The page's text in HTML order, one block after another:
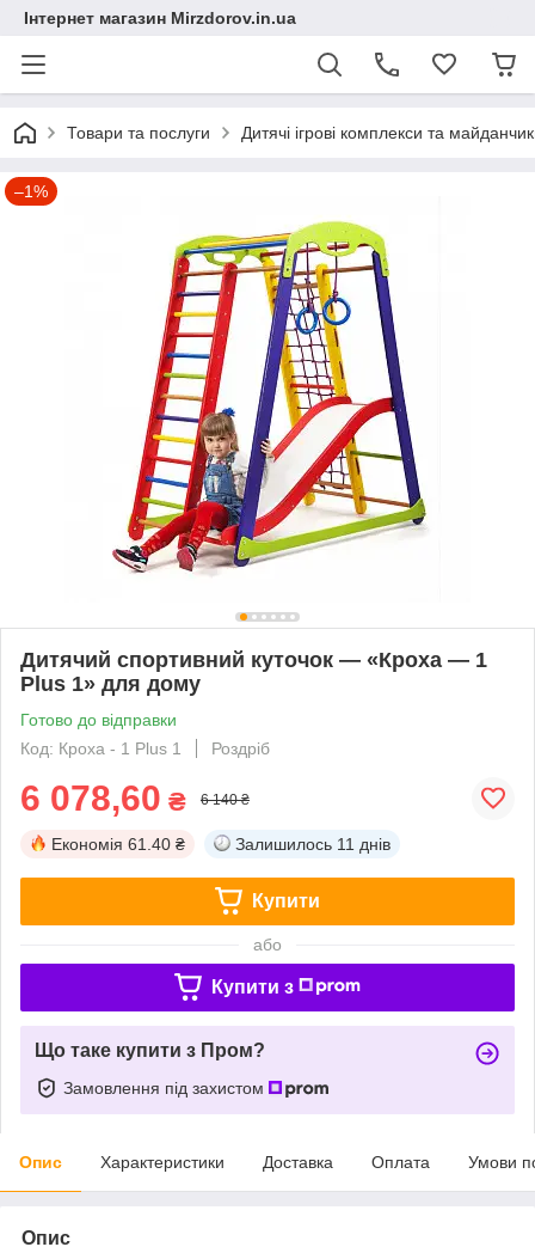
Інтернет магазин Mirzdorov.in.ua
Товари та послуги Дитячі ігрові комплекси та
–1%
Дитячий спортивний куточок — «Кроха — 1
Plus 1» для дому
Готово до відправки
Код: Кроха - 1 Plus 1
Роздріб
6 078,60 ₴ 6 140 ₴
Економія 61.40 ₴ Залишилось 11 днів
Купити
або
Купити з
Що таке купити з Пром?
Замовлення під захистом
Опис Характеристики Доставка Оплата Умови
Опис